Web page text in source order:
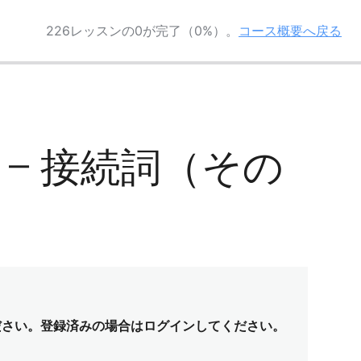
226レッスンの0が完了（0%）。 コース概要へ戻る
接続詞（その
い。登録済みの場合はログインしてください。